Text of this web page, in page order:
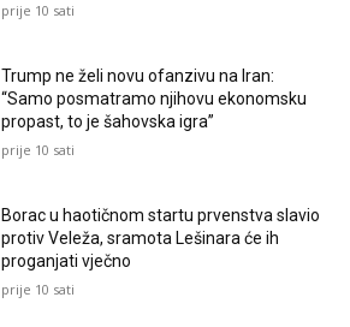
prije 10 sati
Trump ne želi novu ofanzivu na Iran:
“Samo posmatramo njihovu ekonomsku
propast, to je šahovska igra”
prije 10 sati
Borac u haotičnom startu prvenstva slavio
protiv Veleža, sramota Lešinara će ih
proganjati vječno
prije 10 sati